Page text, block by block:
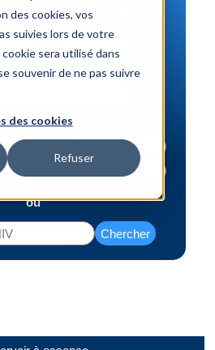
des cookies, vos
suivies lors de votre
sera utilisé dans
souvenir de ne pas suivre
des cookies
Refuser
DE PIÈCES
| NIV
pièce | interchange
ou
Chercher